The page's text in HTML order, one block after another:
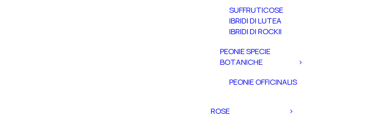
SUFFRUTICOSE
IBRIDI DI LUTEA
IBRIDI DI ROCKII
PEONIE SPECIE
BOTANICHE
PEONIE OFFICINALIS
ROSE